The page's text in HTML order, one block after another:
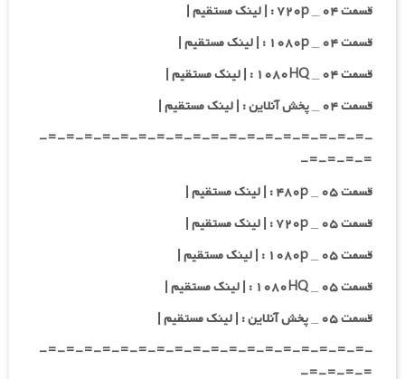
قسمت ۰۴ _ ۷۲۰p : | لینک مستقیم |
قسمت ۰۴ _ ۱۰۸۰p : | لینک مستقیم |
قسمت ۰۴ _ ۱۰۸۰HQ : | لینک مستقیم |
قسمت ۰۴ _ پخش آنلاین : | لینک مستقیم |
-=-=-=-=-=-=-=-=-=-=-=-=-=-=-=-=-=-=-
=-=-=-=-
قسمت ۰۵ _ ۴۸۰p : | لینک مستقیم |
قسمت ۰۵ _ ۷۲۰p : | لینک مستقیم |
قسمت ۰۵ _ ۱۰۸۰p : | لینک مستقیم |
قسمت ۰۵ _ ۱۰۸۰HQ : | لینک مستقیم |
قسمت ۰۵ _ پخش آنلاین : | لینک مستقیم |
-=-=-=-=-=-=-=-=-=-=-=-=-=-=-=-=-=-=-
=-=-=-=-